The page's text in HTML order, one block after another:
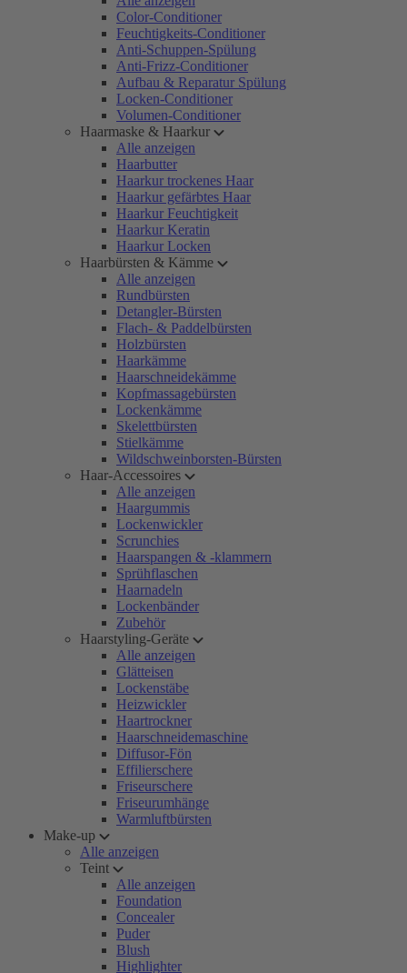
Color-Conditioner
Feuchtigkeits-Conditioner
Anti-Schuppen-Spülung
Anti-Frizz-Conditioner
Aufbau & Reparatur Spülung
Locken-Conditioner
Volumen-Conditioner
Haarmaske & Haarkur
Alle anzeigen
Haarbutter
Haarkur trockenes Haar
Haarkur gefärbtes Haar
Haarkur Feuchtigkeit
Haarkur Keratin
Haarkur Locken
Haarbürsten & Kämme
Alle anzeigen
Rundbürsten
Detangler-Bürsten
Flach- & Paddelbürsten
Holzbürsten
Haarkämme
Haarschneidekämme
Kopfmassagebürsten
Lockenkämme
Skelettbürsten
Stielkämme
Wildschweinborsten-Bürsten
Haar-Accessoires
Alle anzeigen
Haargummis
Lockenwickler
Scrunchies
Haarspangen & -klammern
Sprühflaschen
Haarnadeln
Lockenbänder
Zubehör
Haarstyling-Geräte
Alle anzeigen
Glätteisen
Lockenstäbe
Heizwickler
Haartrockner
Haarschneidemaschine
Diffusor-Fön
Effilierschere
Friseurschere
Friseurumhänge
Warmluftbürsten
Make-up
Alle anzeigen
Teint
Alle anzeigen
Foundation
Concealer
Puder
Blush
Highlighter